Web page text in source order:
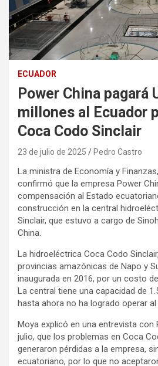
ECUADOR
Power China pagará
millones al Ecuador
Coca Codo Sinclair
23 de julio de 2025 Pedro Castro
La ministra de Economía y
confirmó que la empresa Power
compensación al Estado
construcción en la central
Sinclair, que estuvo a cargo de
China.
La hidroeléctrica Coca Codo
provincias amazónicas de Napo y
inaugurada en 2016, por un costo
La central tiene una capacidad de
hasta ahora no ha logrado operar al
Moya explicó en una entrevista con
julio, que los problemas en Coca
generaron pérdidas a la empresa,
ecuatoriano, por lo que no